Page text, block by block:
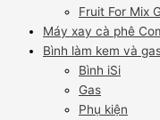
Fruit For Mix
Máy xay cà phê
Bình làm kem và
Bình iSi
Gas
Phụ kiện